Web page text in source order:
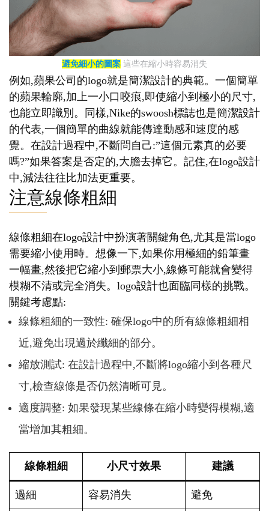
避免細小的圖案 這些在縮小時容易消失
例如,蘋果公司的logo就是簡潔設計的典範。一個簡單
的蘋果輪廓,加上一小口咬痕,即使縮小到極小的尺寸,
也能立即識別。同樣,Nike的swoosh標誌也是簡潔設計
的代表,一個簡單的曲線就能傳達動感和速度的感
覺。在設計過程中,不斷問自己:”這個元素真的必要
嗎?”如果答案是否定的,大膽去掉它。記住,在logo設計
中,減法往往比加法更重要。
注意線條粗細
線條粗細在logo設計中扮演著關鍵角色,尤其是當logo
需要縮小使用時。想像一下,如果你用極細的鉛筆畫
一幅畫,然後把它縮小到郵票大小,線條可能就會變得
模糊不清或完全消失。logo設計也面臨同樣的挑戰。
關鍵考慮點:
線條粗細的一致性: 確保logo中的所有線條粗細相
近,避免出現過於纖細的部分。
縮放測試: 在設計過程中,不斷將logo縮小到各種尺
寸,檢查線條是否仍然清晰可見。
適度調整: 如果發現某些線條在縮小時變得模糊,適
當增加其粗細。
線條粗細 小尺寸效果 建議
過細 容易消失 避免